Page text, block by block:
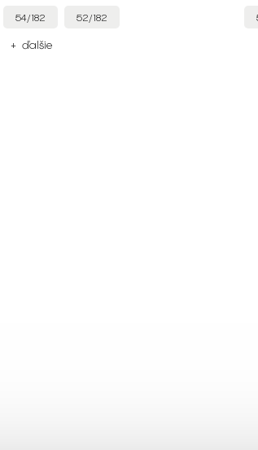
54/182 52/182
+ ďalšie